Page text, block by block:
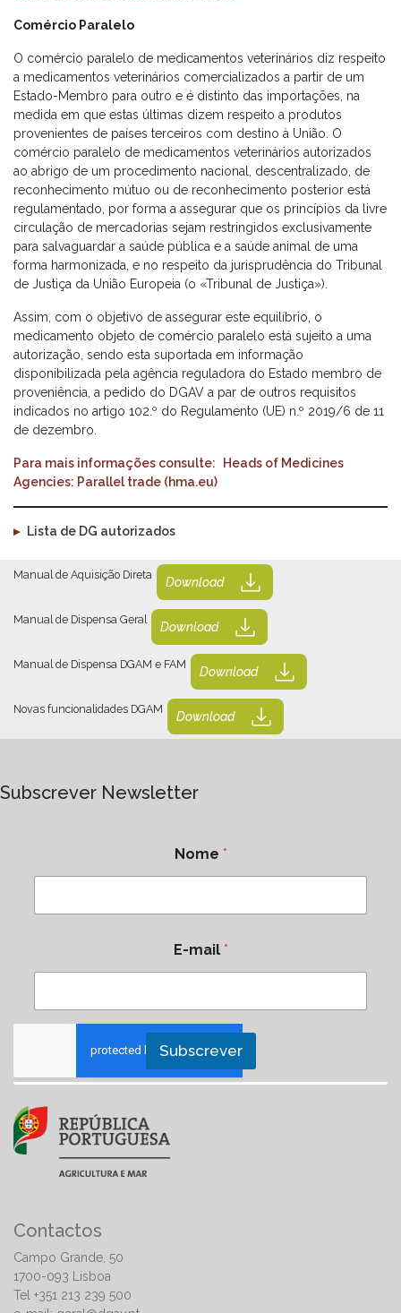
Comércio Paralelo
O comércio paralelo de medicamentos veterinários diz respeito
a medicamentos veterinários comercializados a partir de um
Estado-Membro para outro e é distinto das importações, na
medida em que estas últimas dizem respeito a produtos
provenientes de países terceiros com destino à União. O
comércio paralelo de medicamentos veterinários autorizados
ao abrigo de um procedimento nacional, descentralizado, de
reconhecimento mútuo ou de reconhecimento posterior está
regulamentado, por forma a assegurar que os princípios da livre
circulação de mercadorias sejam restringidos exclusivamente
para salvaguardar a saúde pública e a saúde animal de uma
forma harmonizada, e no respeito da jurisprudência do Tribunal
de Justiça da União Europeia (o «Tribunal de Justiça»).
Assim, com o objetivo de assegurar este equilíbrio, o
medicamento objeto de comércio paralelo está sujeito a uma
autorização, sendo esta suportada em informação
disponibilizada pela agência reguladora do Estado membro de
proveniência, a pedido do DGAV a par de outros requisitos
indicados no artigo 102.º do Regulamento (UE) n.º 2019/6 de 11
de dezembro.
Para mais informações consulte:
Heads of Medicines
Agencies: Parallel trade (hma.eu)
▸ Lista de DG autorizados
Manual de Aquisição Direta Download
Manual de Dispensa Geral Download
Manual de Dispensa DGAM e FAM Download
Novas funcionalidades DGAM Download
Subscrever Newsletter
Nome *
E-mail *
Subscrever
Contactos
Campo Grande, 50
1700-093 Lisboa
Tel +351 213 239 500